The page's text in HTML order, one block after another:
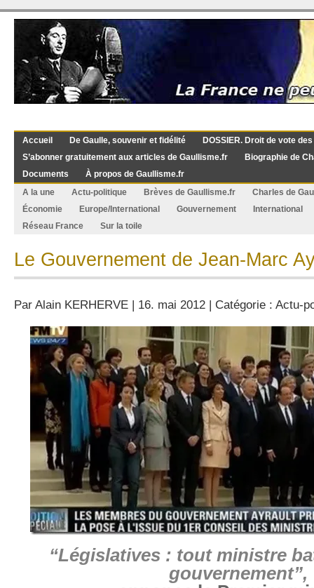
Accueil De Gaulle, souvenir et fidélité
DOSSIER. Droit de vote
S’abonner gratuitement aux articles de Gaullisme.fr
Biographie de
Documents
À propos de Gaullisme.fr
A la une
Actu-politique Brèves de Gaullisme.fr
Charles de
Économie
Europe/International Gouvernement
International
Réseau France
Sur la toile
Le Gouvernement de Jean-Marc
Par Alain KERHERVE | 16. mai 2012 | Catégorie : Actu-
“Législatives : tout ministre
gouvernement”,